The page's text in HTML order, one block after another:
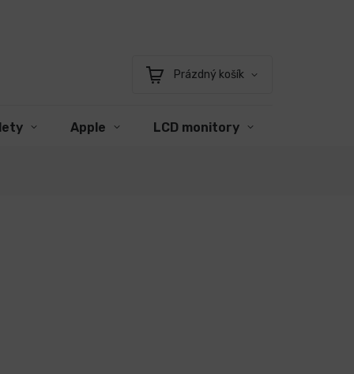
Nákupní
Prázdný košík
Apple LCD monitory